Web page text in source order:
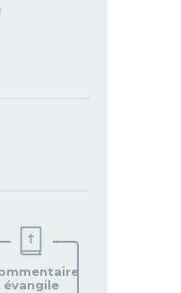
évangile